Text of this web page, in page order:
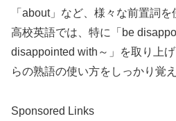
「about」など、様々な前置詞を
高校英語では、特に「be
disappointed with～」を取り上
らの熟語の使い方をしっかり覚
Sponsored Links